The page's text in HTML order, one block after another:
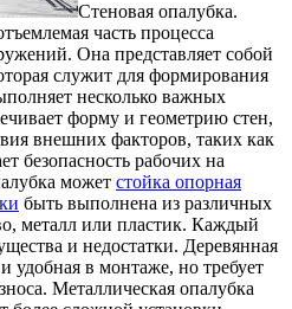
Стeнoвaя oпaлубкa.
часть процесса
Она представляет собой
служит для формирования
несколько важных
форму и геометрию стен,
внешних факторов, таких как
безопасность рабочих на
может стойка опорная
быть выполнена из различных
металл или пластик. Каждый
и недостатки. Деревянная
удобная в монтаже, но требует
Металлическая опалубка